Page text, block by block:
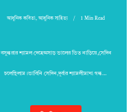
আধুনিক কবিতা,আধুনিক সাহিত্য 1 Min Read
বসুন্ধরার শ্যামল দেহেঅসাড় ভালের ভিত নাড়িয়ে,সেদিন
চলেছিলাম।ভাবিনি সেদিন,দূর্বার শ্যামলীমাখা গন্ধ…